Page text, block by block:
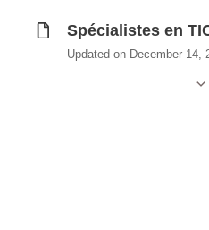
Spécialistes en
Updated on December 14,